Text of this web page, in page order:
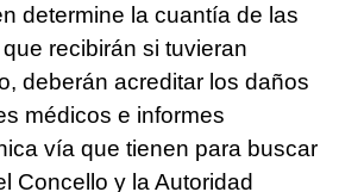
determine la cuantía de las
recibirán si tuvieran
deberán acreditar los daños
médicos e informes
vía que tienen para buscar
Concello y la Autoridad